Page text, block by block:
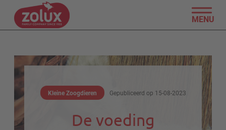
MENU
Kleine Zoogdieren Gepubliceerd op 15-08-2023
De voeding